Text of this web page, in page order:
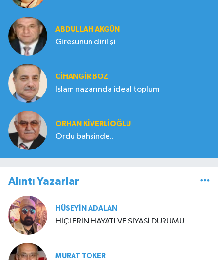
ABDULLAH AKGÜN
Giresunun dirilişi
CIHANGIR BOZ
İslam nazarında ideal toplum
ORHAN KIVERLIOĞLU
Ordu bahsinde..
Alıntı Yazarlar
HÜSEYIN ADALAN
HİÇLERİN HAYATI VE SİYASİ DURUMU
MURAT TOKER